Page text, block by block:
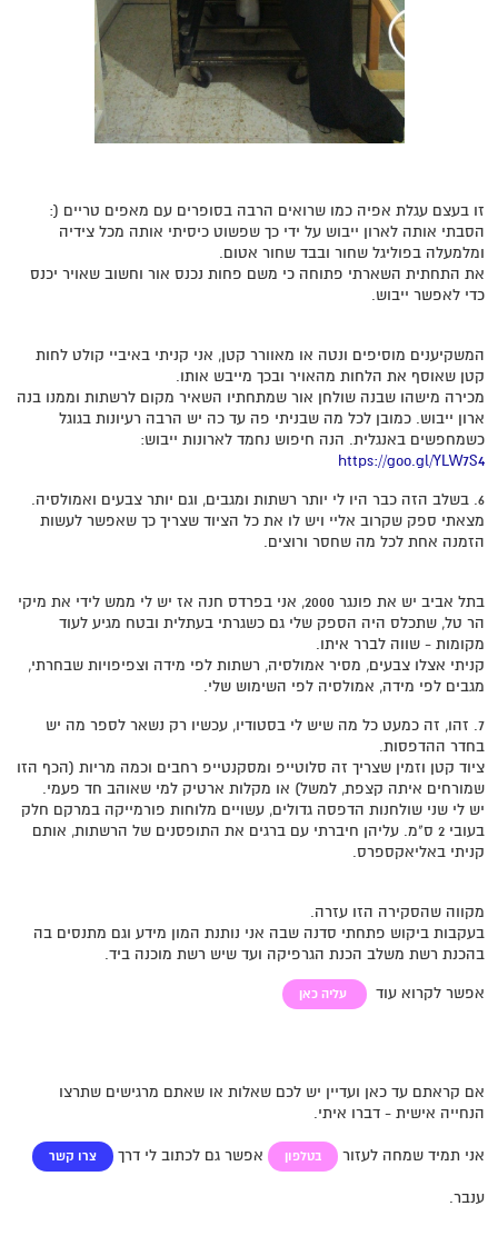
זו בעצם עגלת אפיה כמו שרואים הרבה בסופרים עם מאפים טריים (:
הסבתי אותה לארון ייבוש על ידי כך שפשוט כיסיתי אותה מכל צידיה
ומלמעלה בפוליגל שחור ובבד שחור אטום.
את התחתית השארתי פתוחה כי משם פחות נכנס אור וחשוב שאויר יכנס
כדי לאפשר ייבוש.
המשקיענים מוסיפים ונטה או מאוורר קטן, אני קניתי באיביי קולט לחות
קטן שאוסף את הלחות מהאויר ובכך מייבש אותו.
מכירה מישהו שבנה שולחן אור שמתחתיו השאיר מקום לרשתות וממנו בנה
ארון ייבוש. כמובן לכל מה שבניתי פה עד כה יש הרבה רעיונות בגוגל
כשמחפשים באנגלית. הנה חיפוש נחמד לארונות ייבוש:
https://goo.gl/YLW7S4
6. בשלב הזה כבר היו לי יותר רשתות ומגבים, וגם יותר צבעים ואמולסיה.
מצאתי ספק שקרוב אליי ויש לו את כל הציוד שצריך כך שאפשר לעשות
הזמנה אחת לכל מה שחסר ורוצים.
בתל אביב יש את פונגר 2000, אני בפרדס חנה אז יש לי ממש לידי את מיקי
הר טל, שתכלס היה הספק שלי גם כשגרתי בעתלית ובטח מגיע לעוד
מקומות - שווה לברר איתו.
קניתי אצלו צבעים, מסיר אמולסיה, רשתות לפי מידה וצפיפויות שבחרתי,
מגבים לפי מידה, אמולסיה לפי השימוש שלי.
7. זהו, זה כמעט כל מה שיש לי בסטודיו, עכשיו רק נשאר לספר מה יש
בחדר ההדפסות.
ציוד קטן וזמין שצריך זה סלוטייפ ומסקנטייפ רחבים וכמה מריות (הכף הזו
שמורחים איתה קצפת, למשל) או מקלות ארטיק למי שאוהב חד פעמי.
יש לי שני שולחנות הדפסה גדולים, עשויים מלוחות פורמייקה במרקם חלק
בעובי 2 ס"מ. עליהן חיברתי עם ברגים את התופסנים של הרשתות, אותם
קניתי באליאקספרס.
מקווה שהסקירה הזו עזרה.
בעקבות ביקוש פתחתי סדנה שבה אני נותנת המון מידע וגם מתנסים בה
בהכנת רשת משלב הכנת הגרפיקה ועד שיש רשת מוכנה ביד.
אפשר לקרוא עוד עליה כאן
אם קראתם עד כאן ועדיין יש לכם שאלות או שאתם מרגישים שתרצו
הנחייה אישית - דברו איתי.
אני תמיד שמחה לעזור בטלפון אפשר גם לכתוב לי דרך צרו קשר
ענבר.